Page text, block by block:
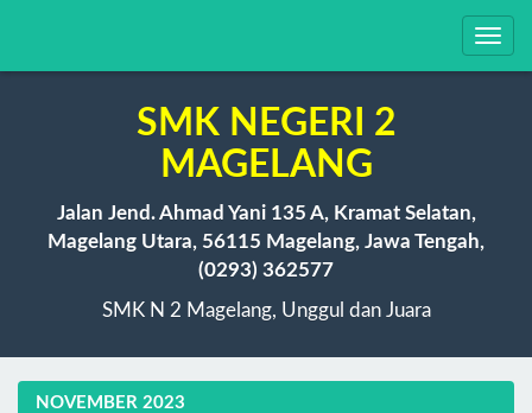
SMK NEGERI 2
MAGELANG
Jalan Jend. Ahmad Yani 135 A, Kramat Selatan,
Magelang Utara, 56115 Magelang, Jawa Tengah,
(0293) 362577
SMK N 2 Magelang, Unggul dan Juara
NOVEMBER 2023